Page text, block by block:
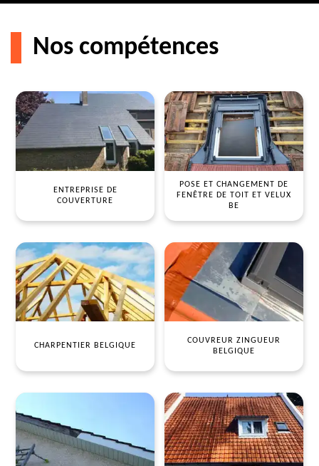
Nos compétences
ENTREPRISE DE
COUVERTURE
POSE ET CHANGEMENT DE
FENÊTRE DE TOIT ET VELUX
BE
CHARPENTIER BELGIQUE
COUVREUR ZINGUEUR
BELGIQUE